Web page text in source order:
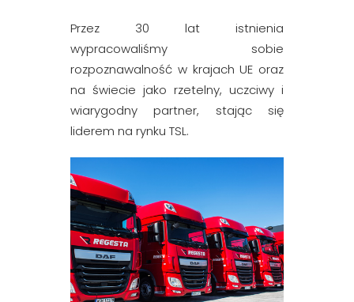
Przez 30 lat istnienia
wypracowaliśmy sobie
rozpoznawalność w krajach UE oraz
na świecie jako rzetelny, uczciwy i
wiarygodny partner, stając się
liderem na rynku TSL.